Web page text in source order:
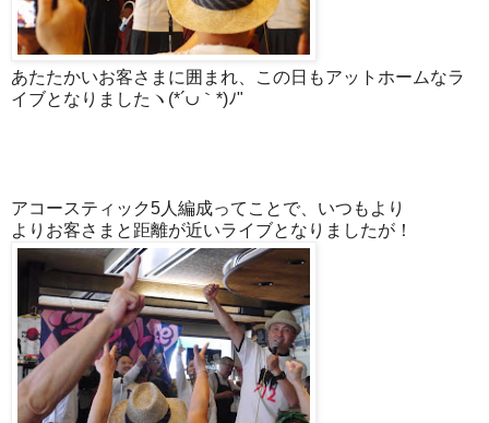
あたたかいお客さまに囲まれ、この日もアットホームなラ
イブとなりましたヽ(*´∪｀*)ﾉ"
アコースティック5人編成ってことで、いつもより
よりお客さまと距離が近いライブとなりましたが！